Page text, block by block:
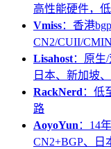
高性能硬件，
Vmiss：香港
CN2/CUII/
Lisahost：原生/
日本、新加坡
RackNerd：低
路
AoyoYun：14
CN2+BGP、日